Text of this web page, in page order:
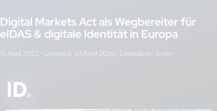
Digital Markets Act als Wegbereiter für
eIDAS & digitale Identität in Europa
15 April 2022 • Updated: 20 April 2026 •